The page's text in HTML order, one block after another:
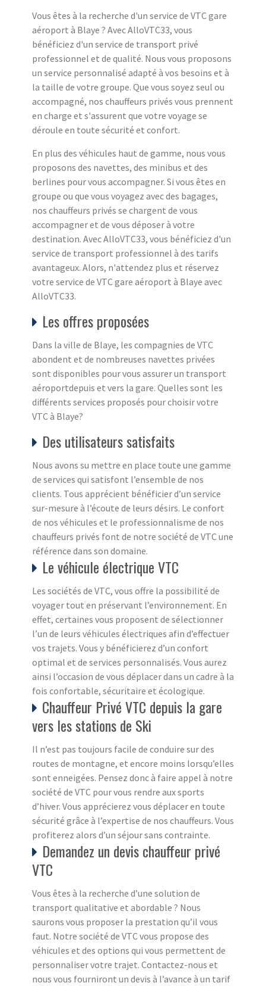
Vous êtes à la recherche d'un service de VTC gare
aéroport à Blaye ? Avec AlloVTC33, vous
bénéficiez d'un service de transport privé
professionnel et de qualité. Nous vous proposons
un service personnalisé adapté à vos besoins et à
la taille de votre groupe. Que vous soyez seul ou
accompagné, nos chauffeurs privés vous prennent
en charge et s'assurent que votre voyage se
déroule en toute sécurité et confort.
En plus des véhicules haut de gamme, nous vous
proposons des navettes, des minibus et des
berlines pour vous accompagner. Si vous êtes en
groupe ou que vous voyagez avec des bagages,
nos chauffeurs privés se chargent de vous
accompagner et de vous déposer à votre
destination. Avec AlloVTC33, vous bénéficiez d'un
service de transport professionnel à des tarifs
avantageux. Alors, n'attendez plus et réservez
votre service de VTC gare aéroport à Blaye avec
AlloVTC33.
Les offres proposées
Dans la ville de Blaye, les compagnies de VTC
abondent et de nombreuses navettes privées
sont disponibles pour vous assurer un transport
aéroportdepuis et vers la gare. Quelles sont les
différents services proposés pour choisir votre
VTC à Blaye?
Des utilisateurs satisfaits
Nous avons su mettre en place toute une gamme
de services qui satisfont l’ensemble de nos
clients. Tous apprécient bénéficier d’un service
sur-mesure à l’écoute de leurs désirs. Le confort
de nos véhicules et le professionnalisme de nos
chauffeurs privés font de notre société de VTC une
référence dans son domaine.
Le véhicule électrique VTC
Les sociétés de VTC, vous offre la possibilité de
voyager tout en préservant l’environnement. En
effet, certaines vous proposent de sélectionner
l’un de leurs véhicules électriques afin d’effectuer
vos trajets. Vous y bénéficierez d’un confort
optimal et de services personnalisés. Vous aurez
ainsi l’occasion de vous déplacer dans un cadre à la
fois confortable, sécuritaire et écologique.
Chauffeur Privé VTC depuis la gare
vers les stations de Ski
Il n’est pas toujours facile de conduire sur des
routes de montagne, et encore moins lorsqu’elles
sont enneigées. Pensez donc à faire appel à notre
société de VTC pour vous rendre aux sports
d’hiver. Vous apprécierez vous déplacer en toute
sécurité grâce à l’expertise de nos chauffeurs. Vous
profiterez alors d’un séjour sans contrainte.
Demandez un devis chauffeur privé
VTC
Vous êtes à la recherche d’une solution de
transport qualitative et abordable ? Nous
saurons vous proposer la prestation qu’il vous
faut. Notre société de VTC vous propose des
véhicules et des options qui vous permettent de
personnaliser votre trajet. Contactez-nous et
nous vous fourniront un devis à l’avance à un tarif